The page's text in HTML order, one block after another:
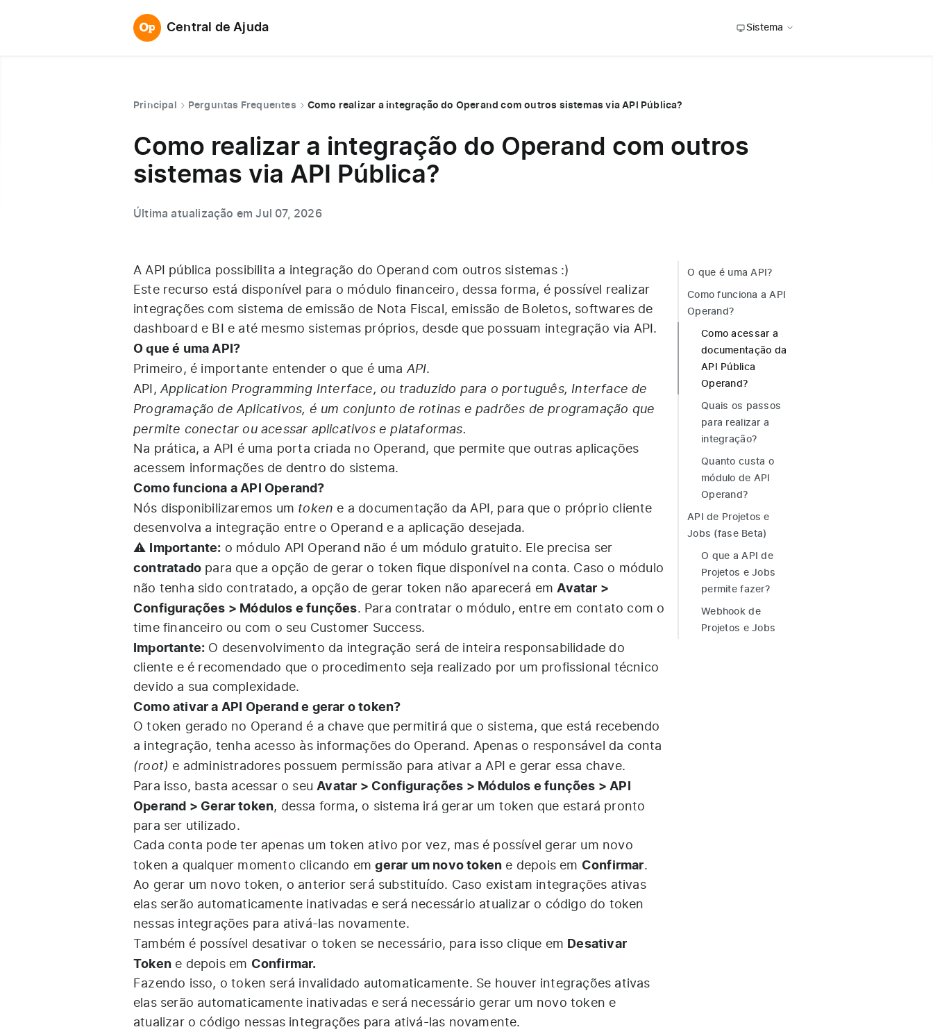
Central de Ajuda Sistema
Principal Perguntas Frequentes Como realizar a integração do Operand com outros sistemas via API Pública?
Como realizar a integração do Operand com outros
sistemas via API Pública?
Última atualização em Jul 07, 2026
A API pública possibilita a integração do Operand com outros sistemas :)
Este recurso está disponível para o módulo financeiro, dessa forma, é possível realizar
integrações com sistema de emissão de Nota Fiscal, emissão de Boletos, softwares de
dashboard e BI e até mesmo sistemas próprios, desde que possuam integração via API.
O que é uma API?
Primeiro, é importante entender o que é umaAPI.
API,Application Programming Interface, ou traduzido para o português, Interface de
Programação de Aplicativos, é um conjunto de rotinas e padrões de programação que
permite conectar ou acessar aplicativos e plataformas.
Na prática, a API é uma porta criada no Operand, que permite que outras aplicações
acessem informações de dentro do sistema.
Como funciona a API Operand?
Nós disponibilizaremos um token e a documentação da API, para que o próprio cliente
desenvolva a integração entre o Operand e a aplicação desejada.
⚠️ Importante: o módulo API Operand não é um módulo gratuito. Ele precisa ser
contratado para que a opção de gerar o token fique disponível na conta. Caso o módulo
não tenha sido contratado, a opção de gerar token não aparecerá emAvatar >
Configurações > Módulos e funções. Para contratar o módulo, entre em contato com o
time financeiro ou com o seu Customer Success.
Importante: O desenvolvimento da integração será de inteira responsabilidade do
cliente e é recomendado que o procedimento seja realizado por um profissional técnico
devido a sua complexidade.
Como ativar a API Operand e gerar o token?
O token gerado no Operand é a chave que permitirá que o sistema, que está recebendo
a integração, tenha acesso às informações do Operand. Apenas o responsável da conta
(root) e administradores possuem permissão para ativar a API e gerar essa chave.
Para isso, basta acessar o seuAvatar > Configurações > Módulos e funções > API
Operand > Gerar token, dessa forma, o sistema irá gerar um token que estará pronto
para ser utilizado.
Cada conta pode ter apenas um token ativo por vez, mas é possível gerar um novo
token a qualquer momento clicando emgerar um novo token e depois em Confirmar.
Ao gerar um novo token, o anterior será substituído. Caso existam integrações ativas
elas serão automaticamente inativadas e será necessário atualizar o código do token
nessas integrações para ativá-las novamente.
Também é possível desativar o token se necessário, para isso clique em Desativar
Token e depois em Confirmar.
Fazendo isso, o token será invalidado automaticamente. Se houver integrações ativas
elas serão automaticamente inativadas e será necessário gerar um novo token e
atualizar o código nessas integrações para ativá-las novamente.
O que é uma API?
Como funciona a API
Operand?
Como acessar a
documentação da
API Pública
Operand?
Quais os passos
para realizar a
integração?
Quanto custa o
módulo de API
Operand?
API de Projetos e
Jobs (fase Beta)
O que a API de
Projetos e Jobs
permite fazer?
Webhook de
Projetos e Jobs